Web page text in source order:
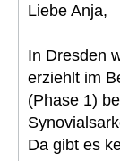
Liebe Anja,
In Dresden
erziehlt im
(Phase 1)
Da gibt es